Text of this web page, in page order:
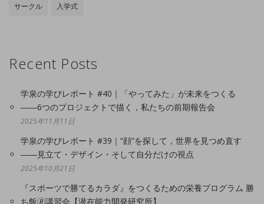
サークル 入学式
Recent Posts
学泉の学びレポート #40｜「やってみた」が未来をつくる
――6つのプロジェクトで描く，私たちの前期報告会
2025年11月11日
学泉の学びレポート #39｜“顔”を探して，世界を見つめ直す
――見立て・デザイン・そして自分だけの視点
2025年10月21日
『スポーツで勝てるカラダ』をつくるための栄養プログラム 勝
ち飯🄬講習会【潜在能力開発研究所】